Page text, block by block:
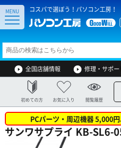
コスパで選ぼう！パソコン工房！
MENU
全国店舗情報 修理・サポー
初めての方 お気に入り 閲覧履歴
PCパーツ・周辺機器 5,000
サンワサプライ KB-SL6-